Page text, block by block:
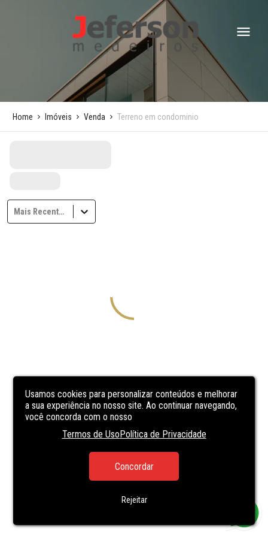
Usamos cookies para personalizar conteúdos e melhorar
a sua experiência no nosso site. Ao continuar navegando,
você concorda com o nosso
Termos de UsoPolítica de Privacidade
Concordar
Rejeitar
Home Imóveis Venda Terreno em condominio
Mais Recentes